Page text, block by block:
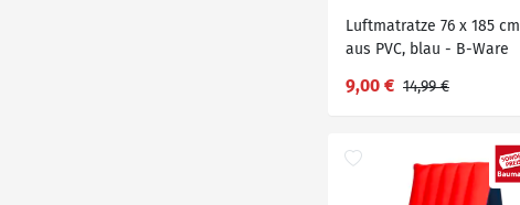
Luftmatratze 76 x 185 cm
aus PVC, blau - B-Ware
9,00 € 14,99 €